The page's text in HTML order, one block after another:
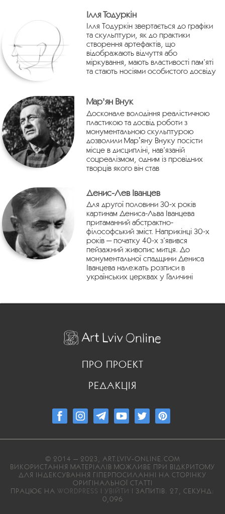
Ілля Тодуркін
Ілля Тодуркін звертається до графіки
та скульптури, як до практики
створення артефактів, що
відображають відчуття або
міркування, мають властивості пам’яті
та стають носіями особистого досвіду
Марʼян Внук
Досконале володіння реалістичною
пластикою та досвід роботи з
монументальною скульптурою
дозволили Марʼяну Внуку посісти
місце в дисципліні, нав’язаній
соцреалізмом, одним із провідних
творців якого він став
Денис-Лев Іванцев
Для другої половини 30-х років
картинам Дениса-Льва Іванцева
притаманний абстрактно-
філософський зміст. Наприкінці 30-х
років — початку 40-х з’явився
пейзажний живопис митця. До
монументальної спадщини Дениса
Іванцева належать розписи в
українських церквах у Галичині
ПРО ПРОЕКТ
РЕДАКЦІЯ
© 2014 — 2023, ART.LVIV-ONLINE.COM
ВИКОРИСТАННЯ МАТЕРІАЛІВ МОЖЛИВЕ ПРИ ВІДКРИТОМУ
ДЛЯ ІНДЕКСУВАННЯ ГІПЕРПОСИЛАННІ НА СТОРІНКУ
ОРИГІНАЛЬНОЇ СТАТТІ
ПРАЦЮЄ НА WORDPRESS | УВІЙТИ | ЗАПИТІВ: 27, СЕКУНД:
0,096